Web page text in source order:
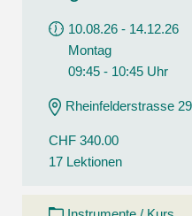
10.08.26 - 14.12.26
Montag
09:45 - 10:45 Uhr
Rheinfelderstrasse
CHF 340.00
17 Lektionen